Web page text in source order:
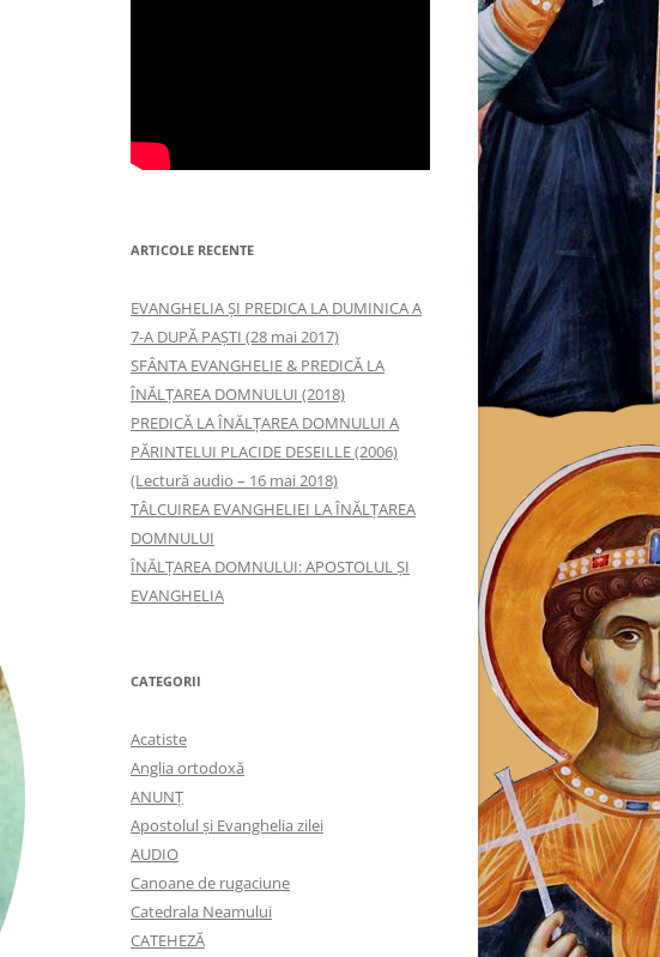
ARTICOLE RECENTE
EVANGHELIA ȘI PREDICA LA DUMINICA A
7-A DUPĂ PAȘTI (28 mai 2017)
SFÂNTA EVANGHELIE & PREDICĂ LA
ÎNĂLŢAREA DOMNULUI (2018)
PREDICĂ LA ÎNĂLŢAREA DOMNULUI A
PĂRINTELUI PLACIDE DESEILLE (2006)
(Lectură audio – 16 mai 2018)
TÂLCUIREA EVANGHELIEI LA ÎNĂLŢAREA
DOMNULUI
ÎNĂLŢAREA DOMNULUI: APOSTOLUL ȘI
EVANGHELIA
CATEGORII
Acatiste
Anglia ortodoxă
ANUNŢ
Apostolul şi Evanghelia zilei
AUDIO
Canoane de rugaciune
Catedrala Neamului
CATEHEZĂ